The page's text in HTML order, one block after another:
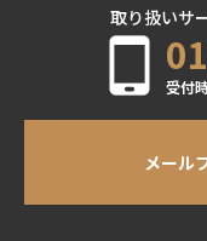
取り扱いサ
受付
メール